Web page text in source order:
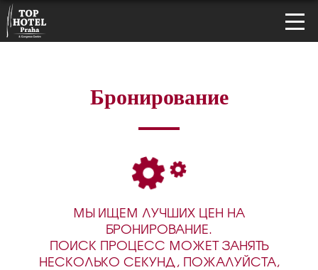
Бронирование
МЫ ИЩЕМ ЛУЧШИХ ЦЕН НА
БРОНИРОВАНИЕ.
ПОИСК ПРОЦЕСС МОЖЕТ ЗАНЯТЬ
НЕСКОЛЬКО СЕКУНД, ПОЖАЛУЙСТА,